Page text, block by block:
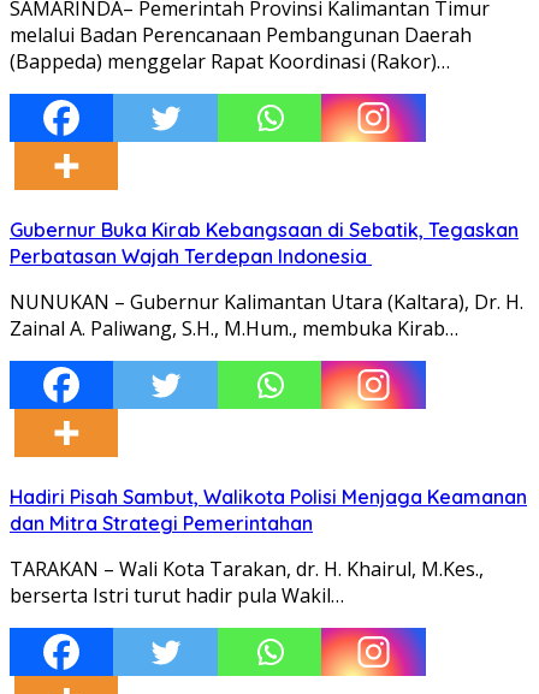
SAMARINDA– Pemerintah Provinsi Kalimantan Timur
melalui Badan Perencanaan Pembangunan Daerah
(Bappeda) menggelar Rapat Koordinasi (Rakor)…
Gubernur Buka Kirab Kebangsaan di Sebatik, Tegaskan
Perbatasan Wajah Terdepan Indonesia
NUNUKAN – Gubernur Kalimantan Utara (Kaltara), Dr. H.
Zainal A. Paliwang, S.H., M.Hum., membuka Kirab…
Hadiri Pisah Sambut, Walikota Polisi Menjaga Keamanan
dan Mitra Strategi Pemerintahan
TARAKAN – Wali Kota Tarakan, dr. H. Khairul, M.Kes.,
berserta Istri turut hadir pula Wakil…